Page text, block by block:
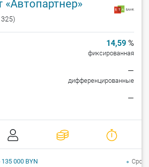
«Автопартнер»
14,59 %
фиксированная
—
дифференцированные
—
000 BYN
Срок